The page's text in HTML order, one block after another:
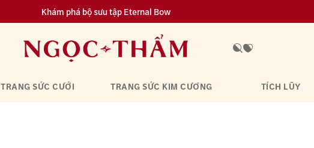
Khám phá bộ sưu tập Eternal Bow
Đa dạng lựa chọn tích luỹ từ 0.1 chỉ vàng 999.9
TRANG SỨC CƯỚI TRANG SỨC KIM CƯƠNG TÍCH LŨY